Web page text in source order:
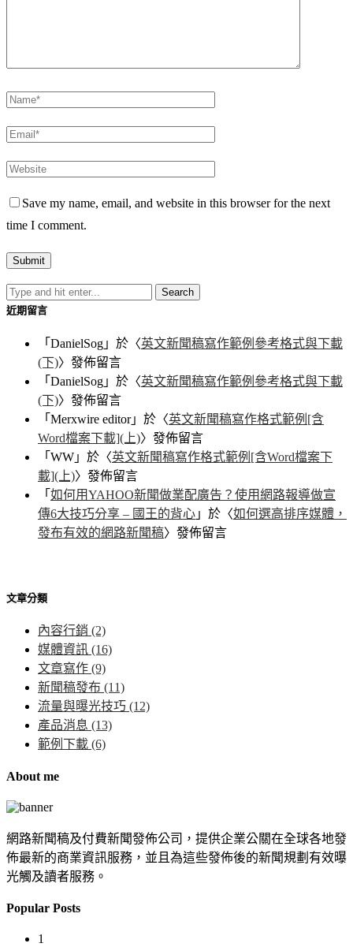
Save my name, email, and website in this browser for the next
time I comment.
近期留言
「 DanielSog 」於〈英文新聞稿寫作範例參考格式與下載
(下)〉發佈留言
「 DanielSog 」於〈英文新聞稿寫作範例參考格式與下載
(下)〉發佈留言
「 Merxwire editor」於〈英文新聞稿寫作格式範例[含
Word檔案下載](上)〉發佈留言
「 WW 」於〈英文新聞稿寫作格式範例[含Word檔案下
載](上)〉發佈留言
「 如何用YAHOO新聞做業配廣告？使用網路報導做宣
傳6大技巧分享 – 國王的背心 」於〈如何選高排序媒體，
發布有效的網路新聞稿〉發佈留言
文章分類
內容行銷 (2)
媒體資訊 (16)
文章寫作 (9)
新聞稿發布 (11)
流量與曝光技巧 (12)
產品消息 (13)
範例下載 (6)
About me
網路新聞稿及付費新聞發佈公司，提供企業公關在全球各地發
佈最新的商業資訊服務，並且為這些發佈後的新聞規劃有效曝
光觸及讀者服務。
Popular Posts
1